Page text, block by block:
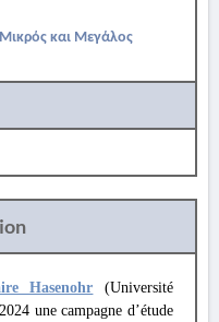
και Μεγάλος
Hasenohr (Université
une campagne d’étude